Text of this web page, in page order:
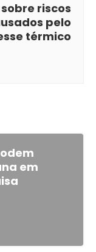
riscos
pelo
térmico
em